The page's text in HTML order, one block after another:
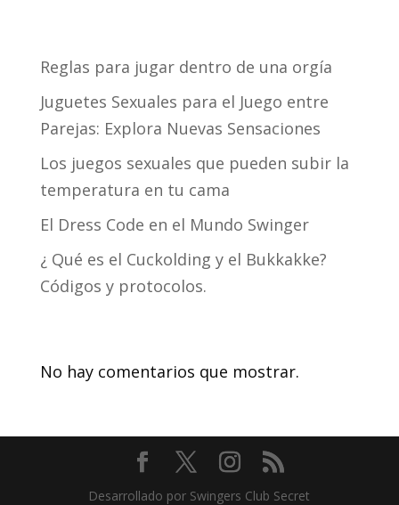
Reglas para jugar dentro de una orgía
Juguetes Sexuales para el Juego entre
Parejas: Explora Nuevas Sensaciones
Los juegos sexuales que pueden subir la
temperatura en tu cama
El Dress Code en el Mundo Swinger
¿ Qué es el Cuckolding y el Bukkakke?
Códigos y protocolos.
No hay comentarios que mostrar.
Desarrollado por Swingers Club Secret